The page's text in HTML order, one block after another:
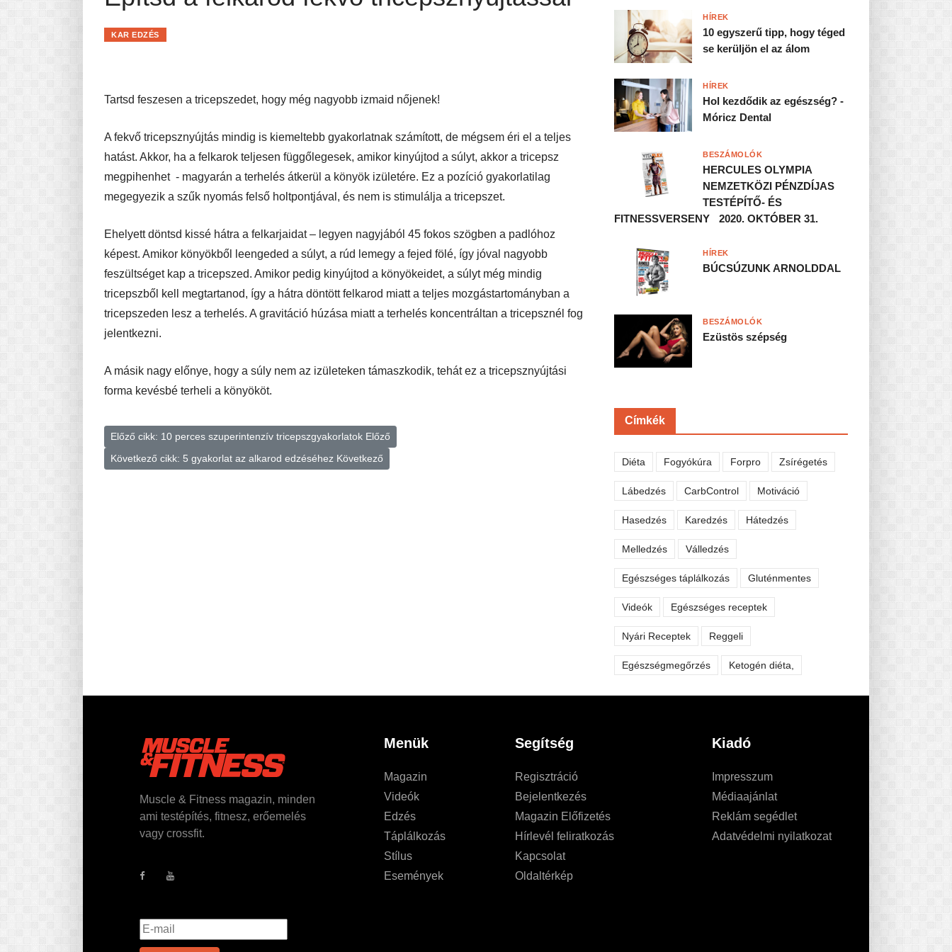
KAR EDZÉS
Tartsd feszesen a tricepszedet, hogy még nagyobb izmaid nőjenek!
A fekvő tricepsznyújtás mindig is kiemeltebb gyakorlatnak számított, de mégsem éri el a teljes
hatást. Akkor, ha a felkarok teljesen függőlegesek, amikor kinyújtod a súlyt, akkor a tricepsz
megpihenhet - magyarán a terhelés átkerül a könyök izületére. Ez a pozíció gyakorlatilag
megegyezik a szűk nyomás felső holtpontjával, és nem is stimulálja a tricepszet.
Ehelyett döntsd kissé hátra a felkarjaidat – legyen nagyjából 45 fokos szögben a padlóhoz
képest. Amikor könyökből leengeded a súlyt, a rúd lemegy a fejed fölé, így jóval nagyobb
feszültséget kap a tricepszed. Amikor pedig kinyújtod a könyökeidet, a súlyt még mindig
tricepszből kell megtartanod, így a hátra döntött felkarod miatt a teljes mozgástartományban a
tricepszeden lesz a terhelés. A gravitáció húzása miatt a terhelés koncentráltan a tricepsznél fog
jelentkezni.
A másik nagy előnye, hogy a súly nem az izületeken támaszkodik, tehát ez a tricepsznyújtási
forma kevésbé terheli a könyököt.
Előző cikk: 10 perces szuperintenzív tricepszgyakorlatok Előző
Következő cikk: 5 gyakorlat az alkarod edzéséhez Következő
10 egyszerű tipp, hogy téged
se kerüljön el az álom
HÍREK
Hol kezdődik az egészség? -
Móricz Dental
HÍREK
HERCULES OLYMPIA
NEMZETKÖZI PÉNZDÍJAS
TESTÉPÍTŐ- ÉS
FITNESSVERSENY 2020. OKTÓBER 31.
BESZÁMOLÓK
BÚCSÚZUNK ARNOLDDAL
HÍREK
Ezüstös szépség
BESZÁMOLÓK
Címkék
Diéta Fogyókúra Forpro Zsírégetés
Lábedzés CarbControl Motiváció
Hasedzés Karedzés Hátedzés
Melledzés Válledzés
Egészséges táplálkozás Gluténmentes
Videók Egészséges receptek
Nyári Receptek Reggeli
Egészségmegőrzés Ketogén diéta,
Muscle & Fitness magazin, minden
ami testépítés, fitnesz, erőemelés
vagy crossfit.
Menük
Magazin
Videók
Edzés
Táplálkozás
Stílus
Események
Segítség
Regisztráció
Bejelentkezés
Magazin Előfizetés
Hírlevél feliratkozás
Kapcsolat
Oldaltérkép
Kiadó
Impresszum
Médiaajánlat
Reklám segédlet
Adatvédelmi nyilatkozat